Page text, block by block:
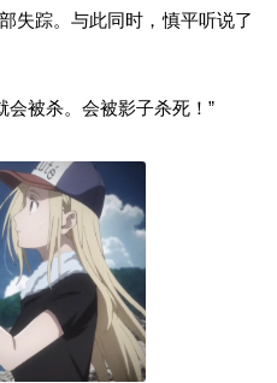
失踪。与此同时，慎平听说了
会被杀。会被影子杀死！”